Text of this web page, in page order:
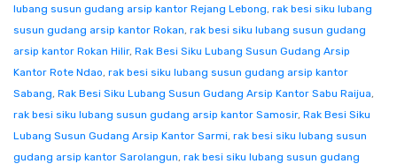
lubang susun gudang arsip kantor Rejang Lebong, rak besi siku lubang
susun gudang arsip kantor Rokan, rak besi siku lubang susun gudang
arsip kantor Rokan Hilir, Rak Besi Siku Lubang Susun Gudang Arsip
Kantor Rote Ndao, rak besi siku lubang susun gudang arsip kantor
Sabang, Rak Besi Siku Lubang Susun Gudang Arsip Kantor Sabu Raijua,
rak besi siku lubang susun gudang arsip kantor Samosir, Rak Besi Siku
Lubang Susun Gudang Arsip Kantor Sarmi, rak besi siku lubang susun
gudang arsip kantor Sarolangun, rak besi siku lubang susun gudang